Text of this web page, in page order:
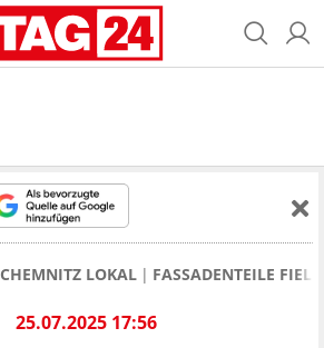
CHEMNITZ LOKAL FASSADENTEILE
25.07.2025 17:56